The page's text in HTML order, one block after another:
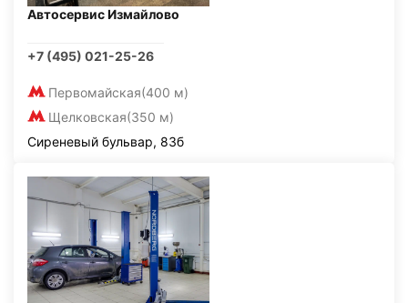
Автосервис Измайлово
+7 (495) 021-25-26
Первомайская(400 м)
Щелковская(350 м)
Сиреневый бульвар, 83б